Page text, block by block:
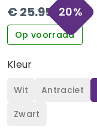
€ 25.95 20%
Op voorraad
Kleur
Wit Antraciet
Zwart